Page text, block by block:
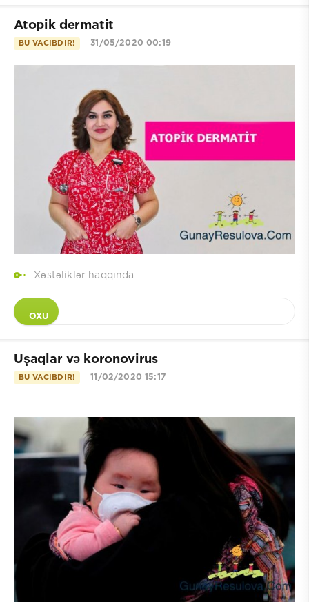
Atopik dermatit
BU VACIBDIR! 31/05/2020 00:19
Xəstəliklər haqqında
OXU
Uşaqlar və koronovirus
BU VACIBDIR! 11/02/2020 15:17